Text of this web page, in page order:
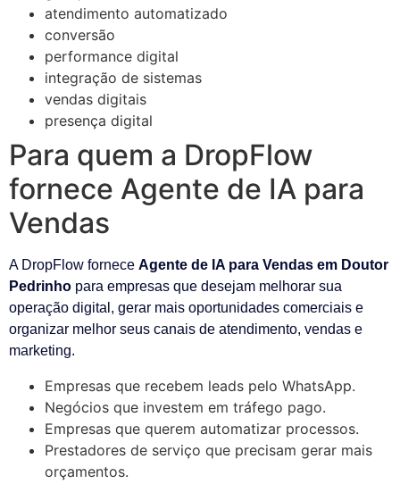
atendimento automatizado
conversão
performance digital
integração de sistemas
vendas digitais
presença digital
Para quem a DropFlow
fornece Agente de IA para
Vendas
A DropFlow fornece Agente de IA para Vendas em Doutor
Pedrinho para empresas que desejam melhorar sua
operação digital, gerar mais oportunidades comerciais e
organizar melhor seus canais de atendimento, vendas e
marketing.
Empresas que recebem leads pelo WhatsApp.
Negócios que investem em tráfego pago.
Empresas que querem automatizar processos.
Prestadores de serviço que precisam gerar mais
orçamentos.